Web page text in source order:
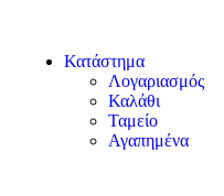
Κατάστημα
Λογαριασμός
Καλάθι
Ταμείο
Αγαπημένα